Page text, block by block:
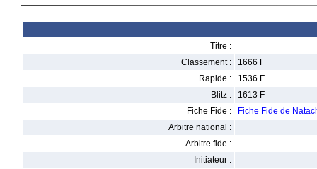
Titre :
Classement :
1666 F
Rapide :
1536 F
Blitz :
1613 F
Fiche Fide :
Fiche Fide de
Arbitre national :
Arbitre fide :
Initiateur :